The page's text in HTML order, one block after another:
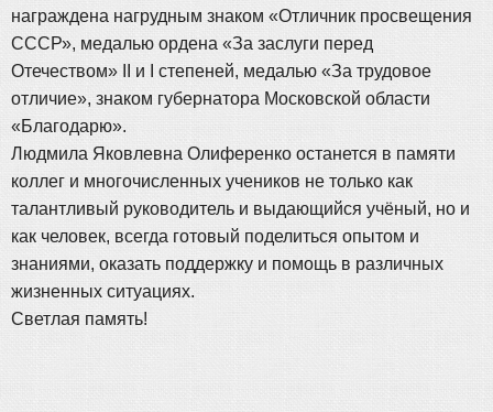
награждена нагрудным знаком «Отличник просвещения
СССР», медалью ордена «За заслуги перед
Отечеством» II и I степеней, медалью «За трудовое
отличие», знаком губернатора Московской области
«Благодарю».
Людмила Яковлевна Олиференко останется в памяти
коллег и многочисленных учеников не только как
талантливый руководитель и выдающийся учёный, но и
как человек, всегда готовый поделиться опытом и
знаниями, оказать поддержку и помощь в различных
жизненных ситуациях.
Светлая память!